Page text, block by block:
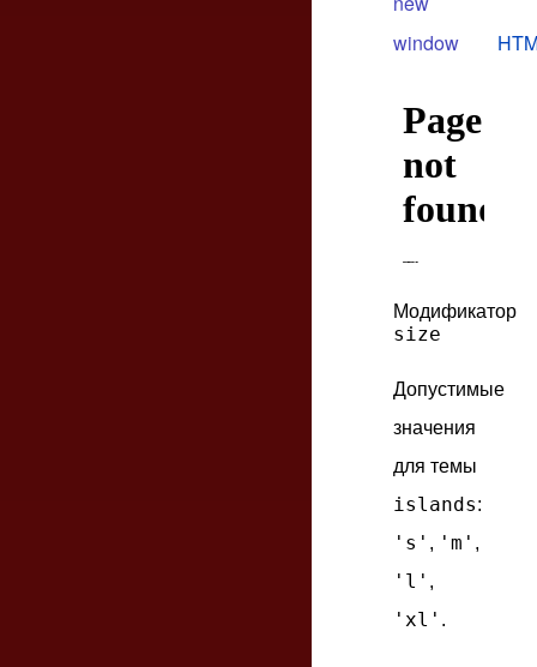
window
Модификатор
size
Допустимые
значения
для темы
islands:
's' , 'm' ,
'l' ,
'xl' .